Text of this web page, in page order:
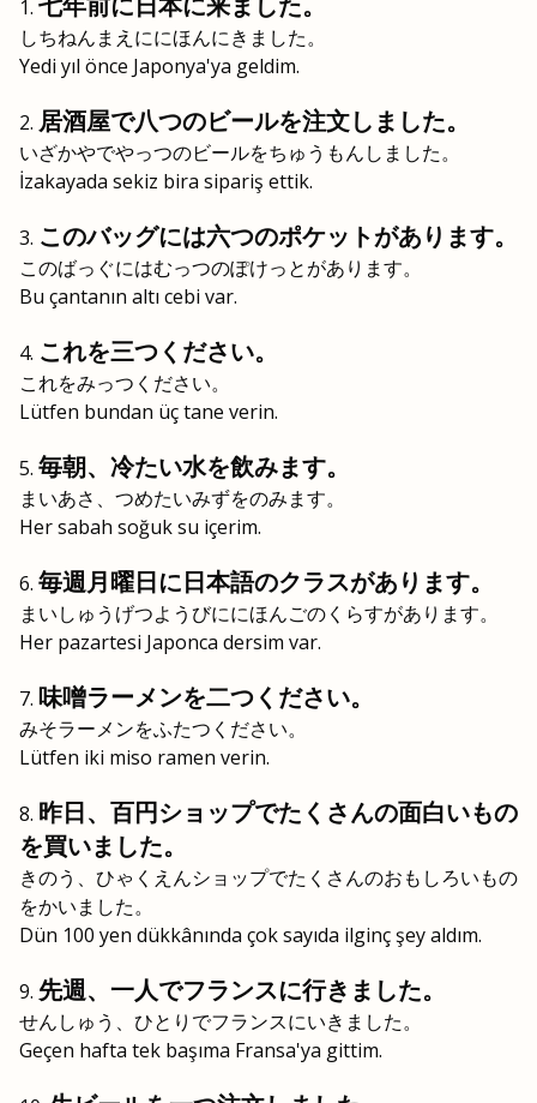
しちねんまえににほんにきました。
Yedi yıl önce Japonya'ya geldim.
居酒屋で八つのビールを注文しました。
いざかやでやっつのビールをちゅうもんしました。
İzakayada sekiz bira sipariş ettik.
このバッグには六つのポケットがあります。
このばっぐにはむっつのぽけっとがあります。
Bu çantanın altı cebi var.
これを三つください。
これをみっつください。
Lütfen bundan üç tane verin.
毎朝、冷たい水を飲みます。
まいあさ、つめたいみずをのみます。
Her sabah soğuk su içerim.
毎週月曜日に日本語のクラスがあります。
まいしゅうげつようびににほんごのくらすがあります。
Her pazartesi Japonca dersim var.
味噌ラーメンを二つください。
みそラーメンをふたつください。
Lütfen iki miso ramen verin.
昨日、百円ショップでたくさんの面白いもの
を買いました。
きのう、ひゃくえんショップでたくさんのおもしろいもの
をかいました。
Dün 100 yen dükkânında çok sayıda ilginç şey aldım.
先週、一人でフランスに行きました。
せんしゅう、ひとりでフランスにいきました。
Geçen hafta tek başıma Fransa'ya gittim.